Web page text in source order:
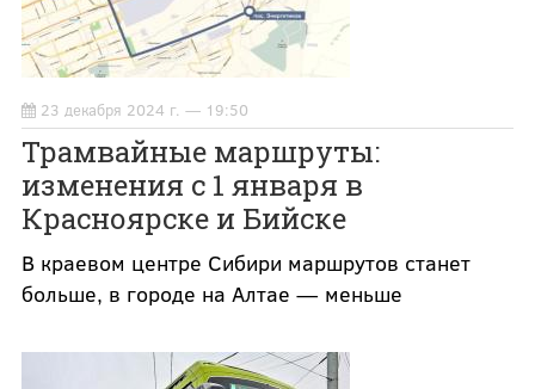
23 декабря 2024 г. — 19:50
Трамвайные маршруты:
изменения с 1 января в
Красноярске и Бийске
В краевом центре Сибири маршрутов станет
больше, в городе на Алтае — меньше